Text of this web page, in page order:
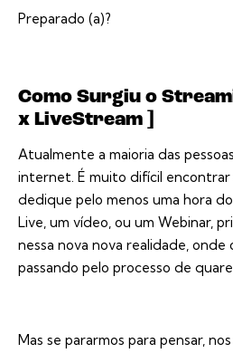
Preparado (a)?
Como Surgiu o
x LiveStream ]
Atualmente a maioria das
internet. É muito difícil encontrar
dedique pelo menos uma hora
Live, um vídeo, ou um Webinar,
nessa nova nova realidade,
passando pelo processo de
Mas se pararmos para pensar,